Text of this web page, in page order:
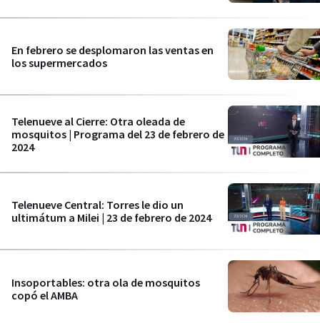
En febrero se desplomaron las ventas en
los supermercados
Telenueve al Cierre: Otra oleada de
mosquitos | Programa del 23 de febrero de
2024
Telenueve Central: Torres le dio un
ultimátum a Milei | 23 de febrero de 2024
Insoportables: otra ola de mosquitos
copó el AMBA